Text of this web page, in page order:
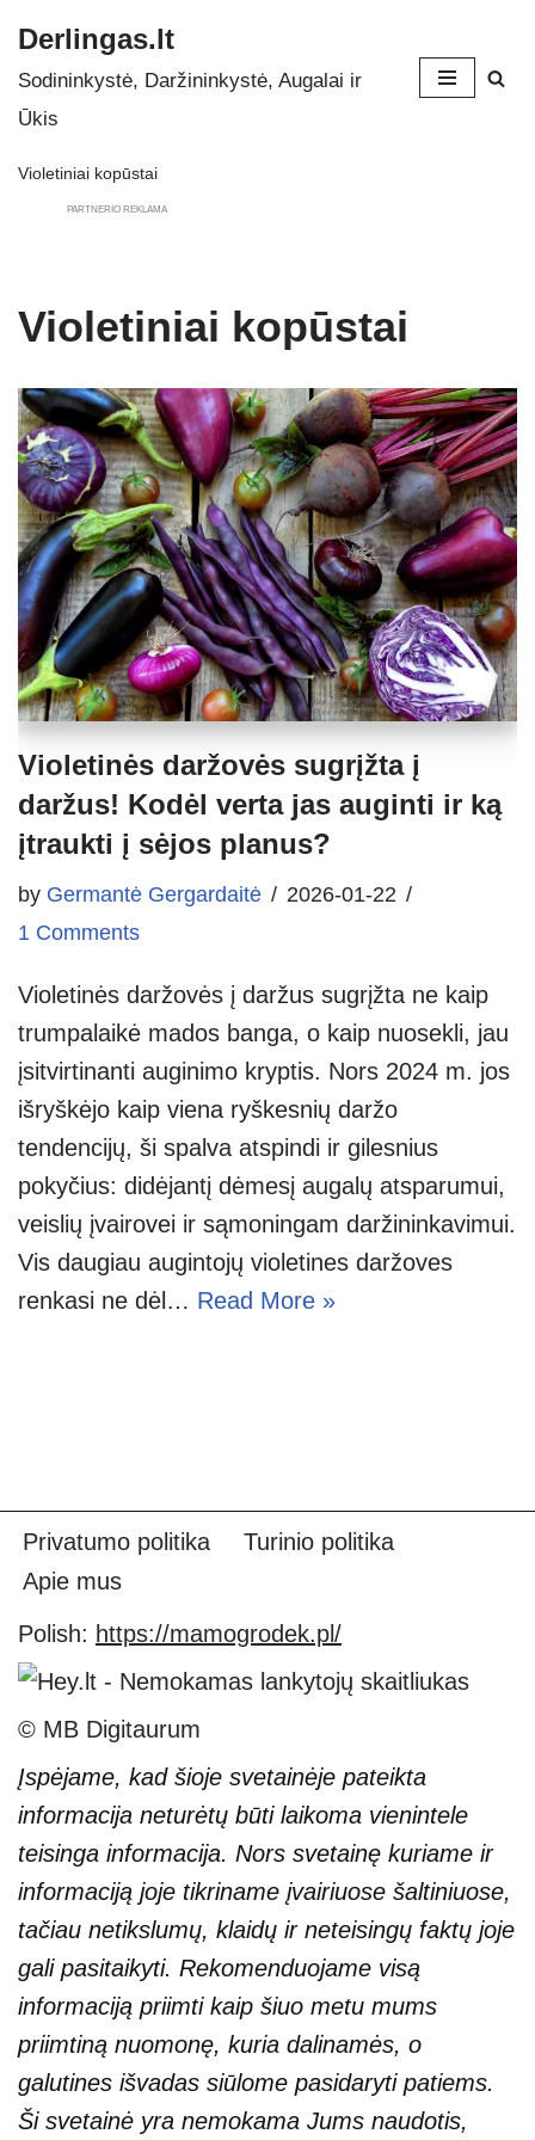
Skip
to
Derlingas.lt
Sodininkystė, Daržininkystė, Augalai ir
Ūkis
Violetiniai kopūstai
PARTNERIO REKLAMA
Violetiniai kopūstai
Violetinės daržovės sugrįžta į
daržus! Kodėl verta jas auginti ir ką
įtraukti į sėjos planus?
by Germantė Gergardaitė
2026-01-22
1 Comments
Violetinės daržovės į daržus sugrįžta ne kaip
trumpalaikė mados banga, o kaip nuosekli, jau
įsitvirtinanti auginimo kryptis. Nors 2024 m. jos
išryškėjo kaip viena ryškesnių daržo
tendencijų, ši spalva atspindi ir gilesnius
pokyčius: didėjantį dėmesį augalų atsparumui,
veislių įvairovei ir sąmoningam daržininkavimui.
Vis daugiau augintojų violetines daržoves
renkasi ne dėl… Read More »
Privatumo politika
Turinio politika
Apie mus
Polish: https://mamogrodek.pl/
© MB Digitaurum
Įspėjame, kad šioje svetainėje pateikta
informacija neturėtų būti laikoma vienintele
teisinga informacija. Nors svetainę kuriame ir
informaciją joje tikriname įvairiuose šaltiniuose,
tačiau netikslumų, klaidų ir neteisingų faktų joje
gali pasitaikyti. Rekomenduojame visą
informaciją priimti kaip šiuo metu mums
priimtiną nuomonę, kuria dalinamės, o
galutines išvadas siūlome pasidaryti patiems.
Ši svetainė yra nemokama Jums naudotis,